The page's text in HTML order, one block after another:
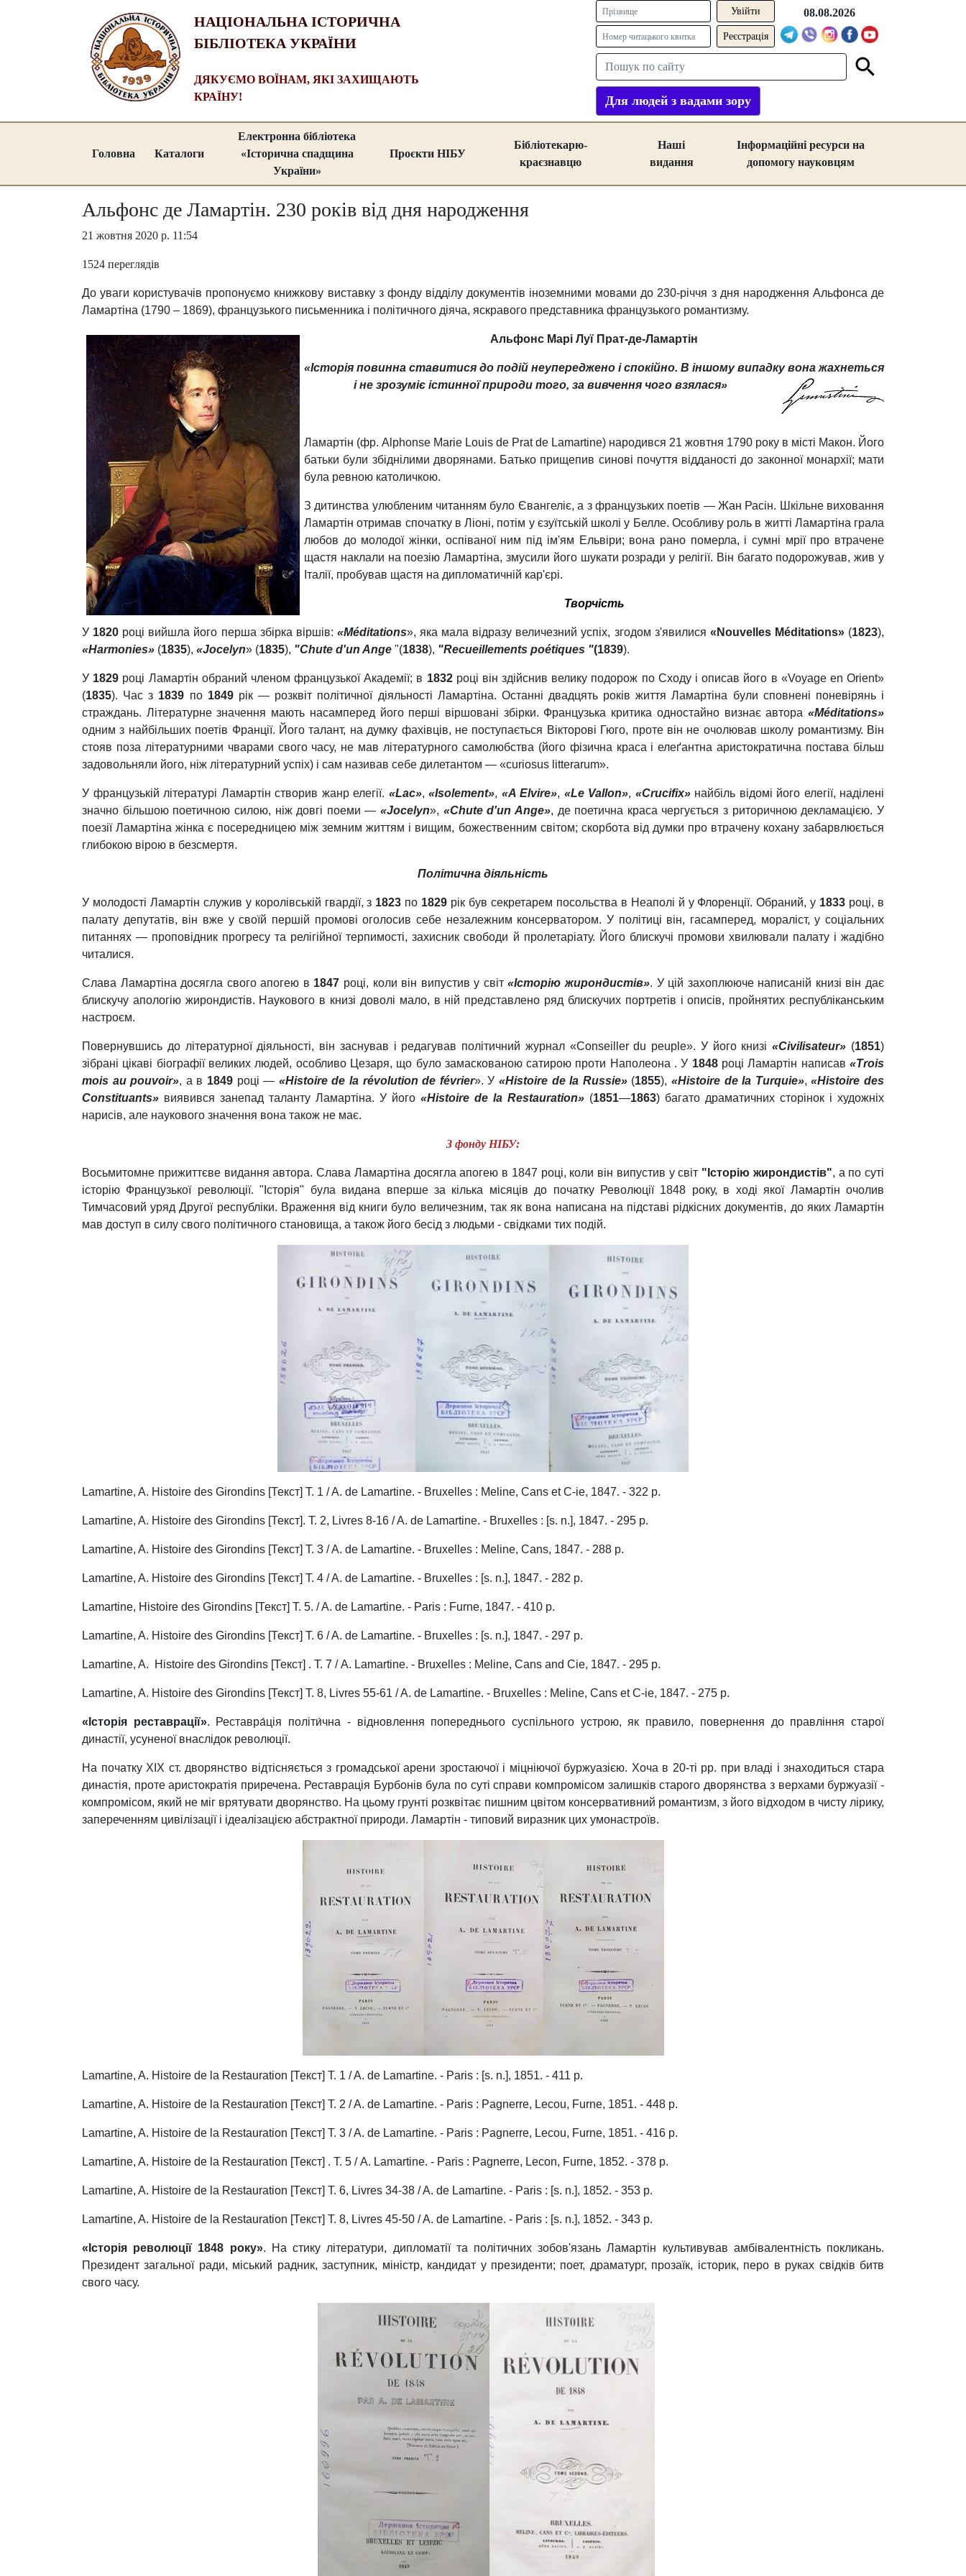
НАЦІОНАЛЬНА ІСТОРИЧНА
БІБЛІОТЕКА УКРАЇНИ
ДЯКУЄМО ВОЇНАМ, ЯКІ ЗАХИЩАЮТЬ
КРАЇНУ!
Реєстрація
08.08.2026
Для людей з вадами зору
Головна Каталоги
Електронна бібліотека
«Історична спадщина
України»
Проєкти НІБУ
Бібліотекарю-
краєзнавцю
Наші
видання
Інформаційні ресурси на
допомогу науковцям
Альфонс де Ламартін. 230 років від дня народження
21 жовтня 2020 р. 11:54
1524 переглядів
До уваги користувачів пропонуємо книжкову виставку з фонду відділу документів іноземними мовами до 230-річчя з дня народження Альфонса де
Ламартіна (1790 – 1869), французького письменника і політичного діяча, яскравого представника французького романтизму.
Альфонс Марі Луї Прат-де-Ламартін
«Історія повинна ставитися до подій неупереджено і спокійно. В іншому випадку вона жахнеться
і не зрозуміє істинної природи того, за вивчення чого взялася»
Ламартін (фр. Alphonse Marie Louis de Prat de Lamartine) народився 21 жовтня 1790 року в місті Макон. Його
батьки були збіднілими дворянами. Батько прищепив синові почуття відданості до законної монархії; мати
була ревною католичкою.
З дитинства улюбленим читанням було Євангеліє, а з французьких поетів — Жан Расін. Шкільне виховання
Ламартін отримав спочатку в Ліоні, потім у єзуїтській школі у Белле. Особливу роль в житті Ламартіна грала
любов до молодої жінки, оспіваної ним під ім'ям Ельвіри; вона рано померла, і сумні мрії про втрачене
щастя наклали на поезію Ламартіна, змусили його шукати розради у релігії. Він багато подорожував, жив у
Італії, пробував щастя на дипломатичній кар'єрі.
Творчість
У 1820 році вийшла його перша збірка віршів: «Méditations», яка мала відразу величезний успіх, згодом з'явилися «Nouvelles Méditations»(1823),
«Harmonies» (1835), «Jocelyn» (1835), "Chute d'un Ange "(1838), "Recueillements poétiques "(1839).
У 1829 році Ламартін обраний членом французької Академії; в 1832році він здійснив велику подорож по Сходу і описав його в «Voyage en Orient»
(1835). Час з 1839 по 1849рік — розквіт політичної діяльності Ламартіна. Останні двадцять років життя Ламартіна були сповнені поневірянь і
страждань. Літературне значення мають насамперед його перші віршовані збірки. Французька критика одностайно визнає автора «Méditations»
одним з найбільших поетів Франції. Його талант, на думку фахівців, не поступається Вікторові Гюго, проте він не очолював школу романтизму. Він
стояв поза літературними чварами свого часу, не мав літературного самолюбства (його фізична краса і елеґантна аристократична постава більш
задовольняли його, ніж літературний успіх) і сам називав себе дилетантом — «curiosus litterarum».
У французькій літературі Ламартін створив жанр елегії. «Lac», «Isolement», «A Elvire», «Le Vallon», «Crucifix»найбіль відомі його елегії, наділені
значно більшою поетичною силою, ніж довгі поеми —«Jocelyn», «Chute d'un Ange», де поетична краса чергується з риторичною декламацією. У
поезії Ламартіна жінка є посередницею між земним життям і вищим, божественним світом; скорбота від думки про втрачену кохану забарвлюється
глибокою вірою в безсмертя.
Політична діяльність
У молодості Ламартін служив у королівській гвардії, з 1823 по 1829 рік був секретарем посольства в Неаполі й у Флоренції. Обраний, у 1833 році, в
палату депутатів, він вже у своїй першій промові оголосив себе незалежним консерватором. У політиці він, гасамперед, мораліст, у соціальних
питаннях — проповідник прогресу та релігійної терпимості, захисник свободи й пролетаріату. Його блискучі промови хвилювали палату і жадібно
читалися.
Слава Ламартіна досягла свого апогею в 1847 році, коли він випустив у світ«Історію жирондистів». У цій захоплююче написаній книзі він дає
блискучу апологію жирондистів. Наукового в книзі доволі мало, в ній представлено ряд блискучих портретів і описів, пройнятих республіканським
настроєм.
Повернувшись до літературної діяльності, він заснував і редагував політичний журнал «Conseiller du peuple». У його книзі«Civilisateur» (1851)
зібрані цікаві біографії великих людей, особливо Цезаря, що було замаскованою сатирою проти Наполеона . У 1848році Ламартін написав«Trois
mois au pouvoir», а в 1849 році — «Histoire de la révolution de février». У«Histoire de la Russie»(1855),«Histoire de la Turquie»,«Histoire des
Constituants» виявився занепад таланту Ламартіна. У його «Histoire de la Restauration» (1851—1863) багато драматичних сторінок і художніх
нарисів, але наукового значення вона також не має.
З фонду НІБУ:
Восьмитомне прижиттєве виданняавтора. Слава Ламартіна досягла апогею в 1847 році, коли він випустив у світ "Історію жирондистів", а по суті
історію Французької революції. "Історія" була видана вперше за кілька місяців до початку Революції 1848 року, в ході якої Ламартін очолив
Тимчасовий уряд Другої республіки. Враження від книги було величезним, так як вона написана на підставі рідкісних документів, до яких Ламартін
мав доступ в силу свого політичного становища, а також його бесід з людьми - свідками тих подій.
Lamartine, A. Histoire des Girondins [Текст] T. 1 / A. de Lamartine. - Bruxelles : Meline, Cans et C-ie, 1847. - 322 p.
Lamartine, A. Histoire des Girondins [Текст]. T. 2, Livres 8-16 / A. de Lamartine. - Bruxelles : [s. n.], 1847. - 295 p.
Lamartine, A. Histoire des Girondins [Текст] T. 3 / A. de Lamartine. - Bruxelles : Meline, Cans, 1847. - 288 p.
Lamartine, A. Histoire des Girondins [Текст] T. 4 / A. de Lamartine. - Bruxelles : [s. n.], 1847. - 282 p.
Lamartine, Histoire des Girondins [Текст] T. 5. / A. de Lamartine. - Paris : Furne, 1847. - 410 p.
Lamartine, A. Histoire des Girondins [Текст] T. 6 / A. de Lamartine. - Bruxelles : [s. n.], 1847. - 297 p.
Lamartine, A. Histoire des Girondins [Текст] . Т. 7 / A. Lamartine. - Bruxelles : Meline, Cans and Cie, 1847. - 295 p.
Lamartine, A. Histoire des Girondins [Текст] T. 8, Livres 55-61 / A. de Lamartine. - Bruxelles : Meline, Cans et C-ie, 1847. - 275 p.
«Історія реставрації».
Реставра́ція політи́чна - відновлення попереднього суспільного устрою, як правило, повернення до правління старої
династії, усуненої внаслідок революції.
На початку XIX ст. дворянство відтісняється з громадської арени зростаючої і міцніючої буржуазією. Хоча в 20-ті рр. при владі і знаходиться стара
династія, проте аристократія приречена. Реставрація Бурбонів була по суті справи компромісом залишків старого дворянства з верхами буржуазії -
компромісом, який не міг врятувати дворянство. На цьому грунті розквітає пишним цвітом консервативний романтизм, з його відходом в чисту лірику,
запереченням цивілізації і ідеалізацією абстрактної природи. Ламартін - типовий виразник цих умонастроїв.
Lamartine, A. Histoire de la Restauration [Текст] T. 1 / A. de Lamartine. - Paris : [s. n.], 1851. - 411 p.
Lamartine, A. Histoire de la Restauration [Текст] T. 2 / A. de Lamartine. - Paris : Pagnerre, Lecou, Furne, 1851. - 448 p.
Lamartine, A. Histoire de la Restauration [Текст] T. 3 / A. de Lamartine. - Paris : Pagnerre, Lecou, Furne, 1851. - 416 p.
Lamartine, A. Histoire de la Restauration [Текст] . Т. 5 / A. Lamartine. - Paris : Pagnerre, Lecon, Furne, 1852. - 378 p.
Lamartine, A. Histoire de la Restauration [Текст] T. 6, Livres 34-38 / A. de Lamartine. - Paris : [s. n.], 1852. - 353 p.
Lamartine, A. Histoire de la Restauration [Текст] T. 8, Livres 45-50 / A. de Lamartine. - Paris : [s. n.], 1852. - 343 p.
«Історія революції 1848 року». На стику літератури, дипломатії та політичних зобов'язань Ламартін культивував амбівалентність покликань.
Президент загальної ради, міський радник, заступник, міністр, кандидат у президенти; поет, драматург, прозаїк, історик, перо в руках свідків битв
свого часу.